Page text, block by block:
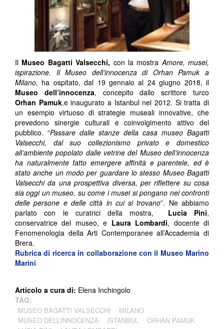
Il Museo Bagatti Valsecchi, con la mostraAmore, musei,
ispirazione. Il Museo dell’innocenza di Orhan Pamuk a
Milano, ha ospitato, dal 19 gennaio al 24 giugno 2018, il
Museo dell’innocenza, concepito dallo scrittore turco
Orhan Pamuk,e inaugurato a Istanbul nel 2012. Si tratta di
un esempio virtuoso di strategie museali innovative, che
prevedono sinergie culturali e coinvolgimento attivo del
pubblico. “Passare dalle stanze della casa museo Bagatti
Valsecchi, dal suo collezionismo privato e domestico
all’ambiente popolato dalle vetrine del Museo dell’innocenza
ha naturalmente fatto emergere affinità e parentele, ed è
stato anche un modo per guardare lo stesso Museo Bagatti
Valsecchi da una prospettiva diversa, per riflettere su cosa
sia oggi un museo, su come i musei si pongano nei confronti
delle persone e delle città in cui si trovano”. Ne abbiamo
parlato con le curatrici della mostra, Lucia Pini,
conservatrice del museo, e Laura Lombardi, docente di
Fenomenologia della Arti Contemporanee all’Accademia di
Brera.
Rubrica di ricerca in collaborazione con il Museo Marino
Marini
Articolo a cura di: Elena Inchingolo
TAG:
MUSEO BAGATTI VALSECCHI
MILANO
MUSEO DELL’INNOCENZA
ISTANBUL
ORHAN PAMUK